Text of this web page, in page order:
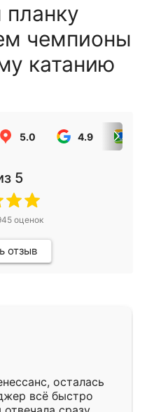
чемпионы
катанию
5.0 4.9
5
оценок
отзыв
осталась
всё быстро